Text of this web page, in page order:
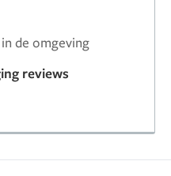
de omgeving
reviews